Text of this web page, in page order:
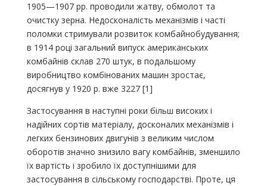
1905—1907 рр. проводили жатву, обмолот та
очистку зерна. Недосконалість механізмів і часті
поломки стримували розвиток комбайнобудування;
в 1914 році загальний випуск американських
комбайнів склав 270 штук, в подальшому
виробництво комбінованих машин зростає,
досягнув у 1920 р. вже 3227 [1]
Застосування в наступні роки більш високих і
надійних сортів матеріалу, досконалих механізмів і
легких бензинових двигунів з великим числом
оборотів значно знизило вагу комбайнів, зменшило
їх вартість і зробило їх доступнішими для
застосування в сільському господарстві. Проте, ця